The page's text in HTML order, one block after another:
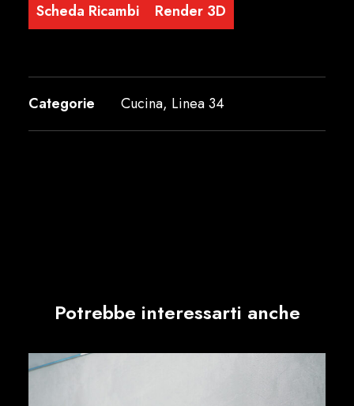
Scheda Ricambi
Render 3D
Categorie Cucina, Linea 34
Potrebbe interessarti anche